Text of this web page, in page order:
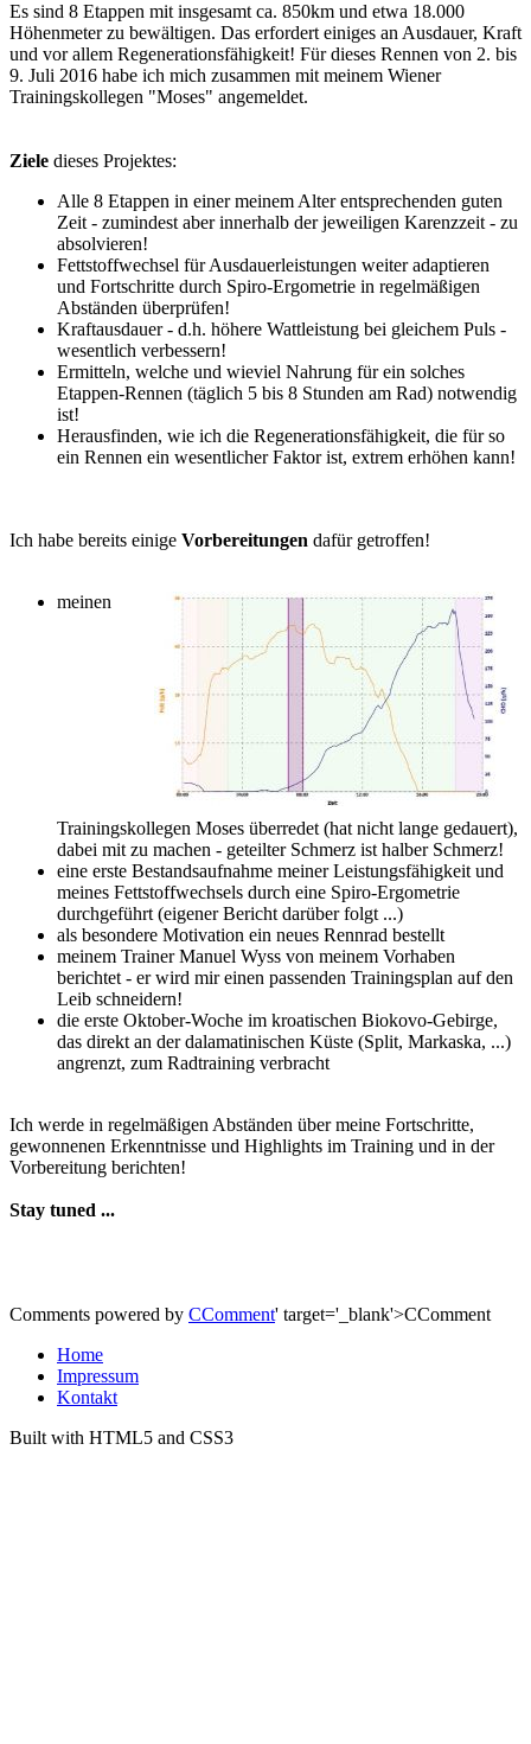
Es sind 8 Etappen mit insgesamt ca. 850km und etwa 18.000
Höhenmeter zu bewältigen. Das erfordert einiges an Ausdauer, Kraft
und vor allem Regenerationsfähigkeit! Für dieses Rennen von 2. bis
9. Juli 2016 habe ich mich zusammen mit meinem Wiener
Trainingskollegen "Moses" angemeldet.
Ziele dieses Projektes:
Alle 8 Etappen in einer meinem Alter entsprechenden guten
Zeit - zumindest aber innerhalb der jeweiligen Karenzzeit - zu
absolvieren!
Fettstoffwechsel für Ausdauerleistungen weiter adaptieren
und Fortschritte durch Spiro-Ergometrie in regelmäßigen
Abständen überprüfen!
Kraftausdauer - d.h. höhere Wattleistung bei gleichem Puls -
wesentlich verbessern!
Ermitteln, welche und wieviel Nahrung für ein solches
Etappen-Rennen (täglich 5 bis 8 Stunden am Rad) notwendig
ist!
Herausfinden, wie ich die Regenerationsfähigkeit, die für so
ein Rennen ein wesentlicher Faktor ist, extrem erhöhen kann!
Ich habe bereits einige Vorbereitungen dafür getroffen!
meinen
Trainingskollegen Moses überredet (hat nicht lange gedauert),
dabei mit zu machen - geteilter Schmerz ist halber Schmerz!
eine erste Bestandsaufnahme meiner Leistungsfähigkeit und
meines Fettstoffwechsels durch eine Spiro-Ergometrie
durchgeführt (eigener Bericht darüber folgt ...)
als besondere Motivation ein neues Rennrad bestellt
meinem Trainer Manuel Wyss von meinem Vorhaben
berichtet - er wird mir einen passenden Trainingsplan auf den
Leib schneidern!
die erste Oktober-Woche im kroatischen Biokovo-Gebirge,
das direkt an der dalamatinischen Küste (Split, Markaska, ...)
angrenzt, zum Radtraining verbracht
Ich werde in regelmäßigen Abständen über meine Fortschritte,
gewonnenen Erkenntnisse und Highlights im Training und in der
Vorbereitung berichten!
Stay tuned ...
Comments powered by CComment' target='_blank'>CComment
Home
Impressum
Kontakt
Built with HTML5 and CSS3